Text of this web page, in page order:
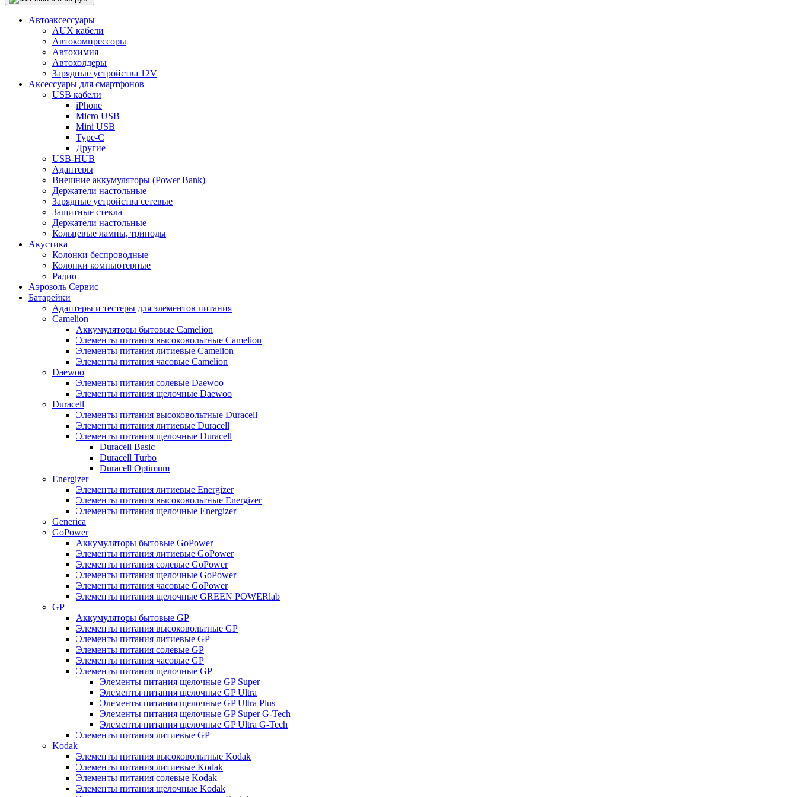
Автоаксессуары
AUX кабели
Автокомпрессоры
Автохимия
Автохолдеры
Зарядные устройства 12V
Аксессуары для смартфонов
USB кабели
iPhone
Micro USB
Mini USB
Type-C
Другие
USB-HUB
Адаптеры
Внешние аккумуляторы (Power Bank)
Держатели настольные
Зарядные устройства сетевые
Защитные стекла
Держатели настольные
Кольцевые лампы, триподы
Акустика
Колонки беспроводные
Колонки компьютерные
Радио
Аэрозоль Сервис
Батарейки
Aдаптеры и тестеры для элементов питания
Camelion
Аккумуляторы бытовые Camelion
Элементы питания высоковольтные Camelion
Элементы питания литиевые Camelion
Элементы питания часовые Camelion
Daewoo
Элементы питания солевые Daewoo
Элементы питания щелочные Daewoo
Duracell
Элементы питания высоковольтные Duracell
Элементы питания литиевые Duracell
Элементы питания щелочные Duracell
Duracell Basic
Duracell Turbo
Duracell Optimum
Energizer
Элементы питания литиевые Energizer
Элементы питания высоковольтные Energizer
Элементы питания щелочные Energizer
Generica
GoPower
Аккумуляторы бытовые GoPower
Элементы питания литиевые GoPower
Элементы питания солевые GoPower
Элементы питания щелочные GoPower
Элементы питания часовые GoPower
Элементы питания щелочные GREEN POWERlab
GP
Аккумуляторы бытовые GP
Элементы питания высоковольтные GP
Элементы питания литиевые GP
Элементы питания солевые GP
Элементы питания часовые GP
Элементы питания щелочные GP
Элементы питания щелочные GP Super
Элементы питания щелочные GP Ultra
Элементы питания щелочные GP Ultra Plus
Элементы питания щелочные GP Super G-Tech
Элементы питания щелочные GP Ultra G-Tech
Элементы питания литиевые GP
Kodak
Элементы питания высоковольтные Kodak
Элементы питания литиевые Kodak
Элементы питания солевые Kodak
Элементы питания щелочные Kodak